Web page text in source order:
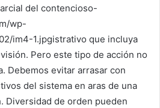
del contencioso-
wp-
im4-1.jpgistrativo que incluya
Pero este tipo de acción no
Debemos evitar arrasar con
del sistema en aras de una
Diversidad de orden pueden